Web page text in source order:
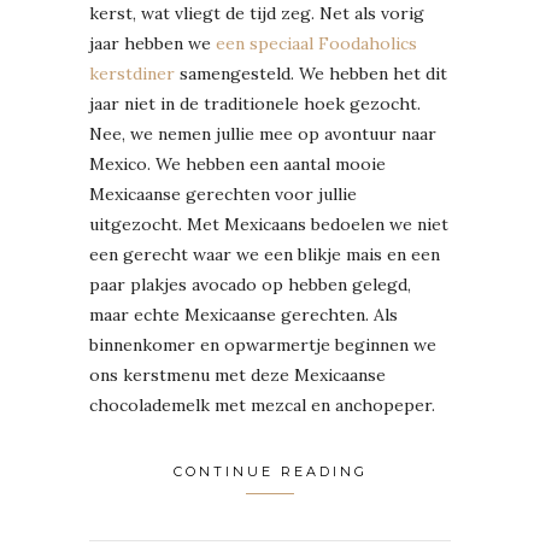
kerst, wat vliegt de tijd zeg. Net als vorig
jaar hebben we een speciaal Foodaholics
kerstdiner samengesteld. We hebben het dit
jaar niet in de traditionele hoek gezocht.
Nee, we nemen jullie mee op avontuur naar
Mexico. We hebben een aantal mooie
Mexicaanse gerechten voor jullie
uitgezocht. Met Mexicaans bedoelen we niet
een gerecht waar we een blikje mais en een
paar plakjes avocado op hebben gelegd,
maar echte Mexicaanse gerechten. Als
binnenkomer en opwarmertje beginnen we
ons kerstmenu met deze Mexicaanse
chocolademelk met mezcal en anchopeper.
CONTINUE READING